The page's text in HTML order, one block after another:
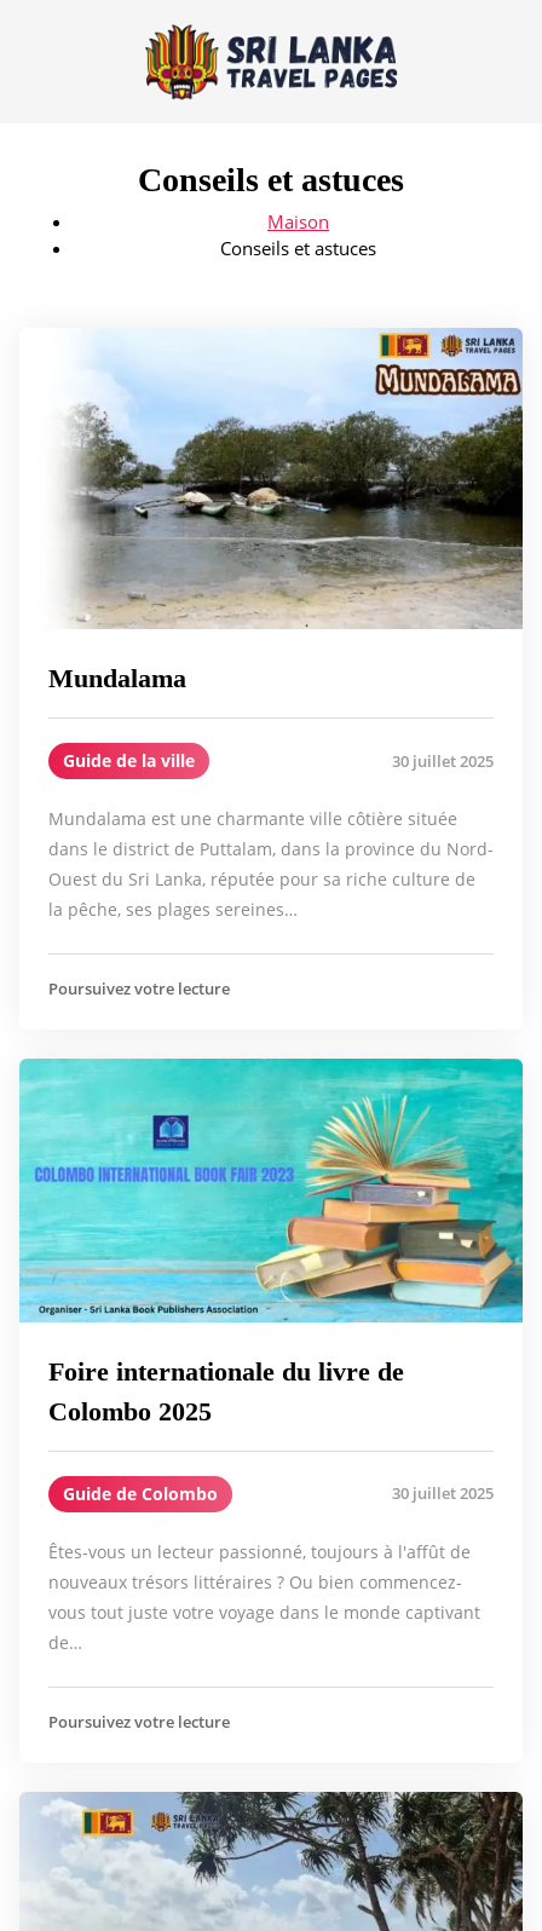
Conseils et astuces
Maison
Conseils et astuces
Mundalama
Guide de la ville 30 juillet 2025
Mundalama est une charmante ville côtière située
dans le district de Puttalam, dans la province du Nord-
Ouest du Sri Lanka, réputée pour sa riche culture de
la pêche, ses plages sereines…
Poursuivez votre lecture
Foire internationale du livre de
Colombo 2025
Guide de Colombo 30 juillet 2025
Êtes-vous un lecteur passionné, toujours à l'affût de
nouveaux trésors littéraires ? Ou bien commencez-
vous tout juste votre voyage dans le monde captivant
de…
Poursuivez votre lecture